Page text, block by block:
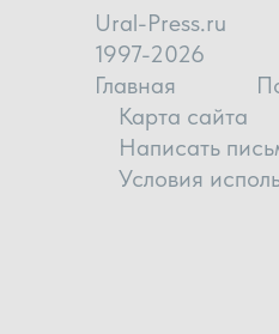
Ural-Press.ru
1997-2026
Главная
Карта сайта
Написать
Условия